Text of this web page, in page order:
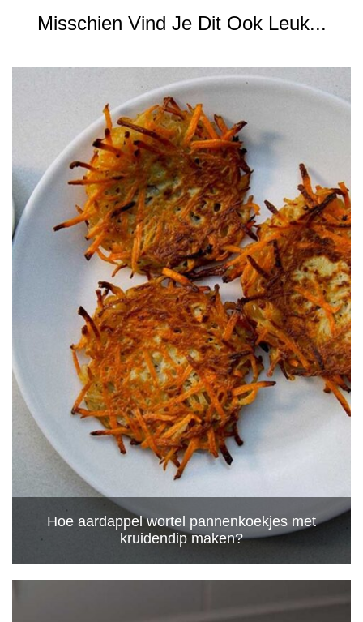
Misschien Vind Je Dit Ook Leuk...
Hoe aardappel wortel pannenkoekjes met
kruidendip maken?